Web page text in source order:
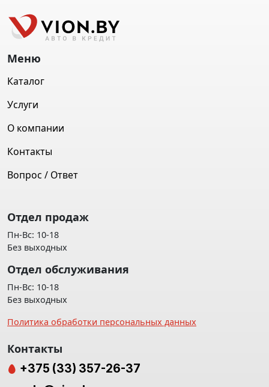
Меню
Каталог
Услуги
О компании
Контакты
Вопрос / Ответ
Отдел продаж
Пн-Вс: 10-18
Без выходных
Отдел обслуживания
Пн-Вс: 10-18
Без выходных
Политика обработки персональных данных
Контакты
+375 (33) 357-26-37